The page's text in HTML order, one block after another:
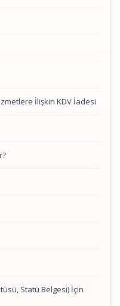
İlişkin KDV İadesi
Statü Belgesi) İçin